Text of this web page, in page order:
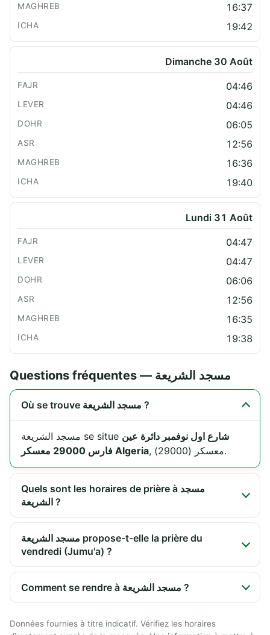
16:37
19:42
Dimanche 30 Août
04:46
04:46
06:05
12:56
16:36
19:40
Lundi 31 Août
04:47
04:47
06:06
12:56
16:35
19:38
Questions fréquentes — مسجد الشريعة
Où se trouve مسجد الشريعة ?
مسجد الشريعة se situe شارع اول نوفمبر دائرة عين
فارس 29000 معسكر Algeria
, معسكر (29000).
Quels sont les horaires de prière à مسجد
الشريعة ?
مسجد الشريعة propose-t-elle la prière du
vendredi (Jumu'a) ?
Comment se rendre à مسجد الشريعة ?
Données fournies à titre indicatif. Vérifiez les horaires